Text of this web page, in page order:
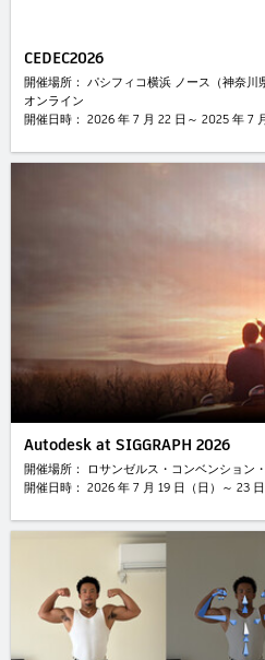
CEDEC2026
開催場所： パシフィコ横浜 ノース（神奈川
オンライン
開催日時： 2026 年 7 月 22 日～ 2025 年 7
Autodesk at SIGGRAPH 2026
開催場所： ロサンゼルス・コンベンション
開催日時： 2026 年 7 月 19 日（日）～ 23